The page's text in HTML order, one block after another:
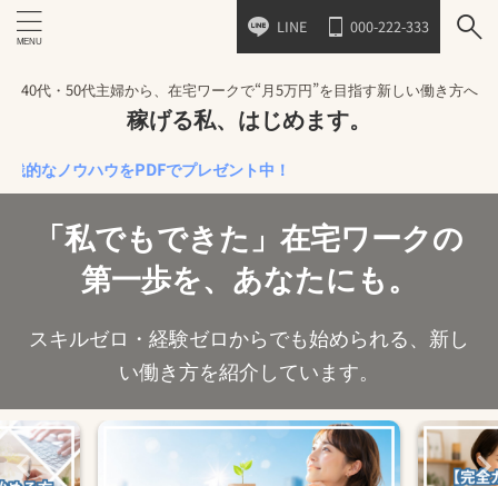
LINE 000-222-333
40代・50代主婦から、在宅ワークで“月5万円”を目指す新しい働き方へ
稼げる私、はじめます。
ウハウをPDFでプレゼント中！
「私でもできた」在宅ワークの
第一歩を、あなたにも。
スキルゼロ・経験ゼロからでも始められる、新し
い働き方を紹介しています。